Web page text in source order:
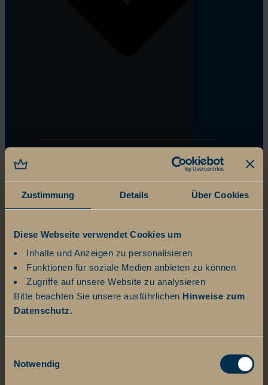
Zustimmung Details Über Cookies
Diese Webseite verwendet Cookies um
Inhalte und Anzeigen zu personalisieren
Funktionen für soziale Medien anbieten zu können
Zugriffe auf unsere Website zu analysieren
Bitte beachten Sie unsere ausführlichen Hinweise zum
Datenschutz.
Notwendig